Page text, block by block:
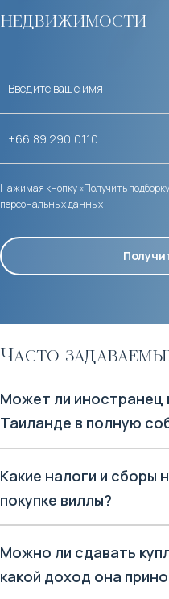
недвижимости
Нажимая кнопку «Получить
персональных данных
Часто
Может ли иностранец
Таиланде в полную
Здание виллы
Земля под виллой при
легальными способами:
(30+30+30).
- В полную
Какие налоги и сборы
покупке виллы?
Основные налоги
сделки в Земельном
это регистрационный
Можно ли сдавать
какой доход она